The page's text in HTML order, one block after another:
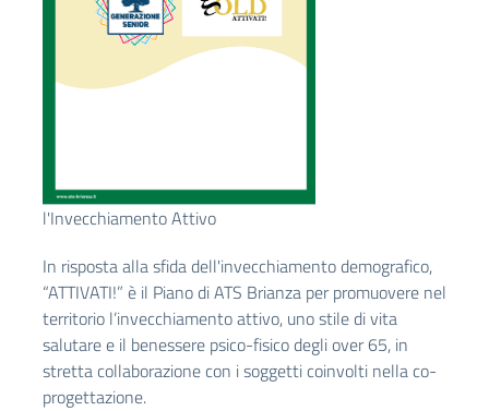
l'Invecchiamento Attivo
In risposta alla sfida dell'invecchiamento demografico,
“ATTIVATI!” è il Piano di ATS Brianza per promuovere nel
territorio l’invecchiamento attivo, uno stile di vita
salutare e il benessere psico-fisico degli over 65, in
stretta collaborazione con i soggetti coinvolti nella co-
progettazione.